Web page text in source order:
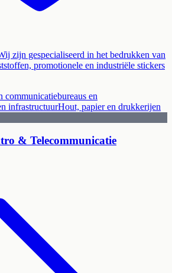
zijn gespecialiseerd in het bedrukken van
promotionele en industriële stickers
communicatiebureaus en
infrastructuurHout, papier en drukkerijen
& Telecommunicatie